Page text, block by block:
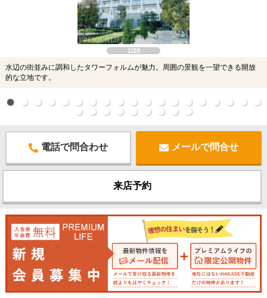
1/28
水辺の街並みに調和したタワーフォルムが魅力。周囲の景観を一望できる開放
的な立地です。
電話で問合わせ メールで問合せ
来店予約